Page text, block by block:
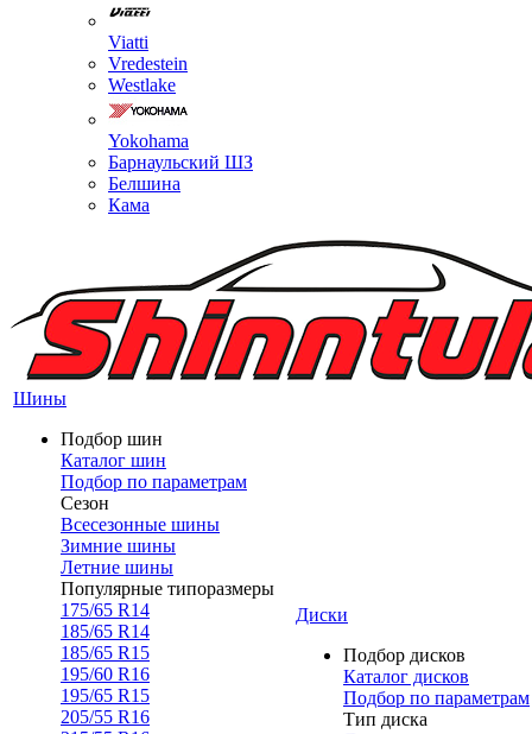
Viatti
Vredestein
Westlake
Yokohama
Барнаульский ШЗ
Белшина
Кама
Шины
Подбор шин
Каталог шин
Подбор по параметрам
Сезон
Всесезонные шины
Зимние шины
Летние шины
Популярные типоразмеры
175/65 R14
185/65 R14
185/65 R15
195/60 R16
195/65 R15
205/55 R16
Диски
Подбор дисков
Каталог дисков
Подбор по параметрам
Тип диска